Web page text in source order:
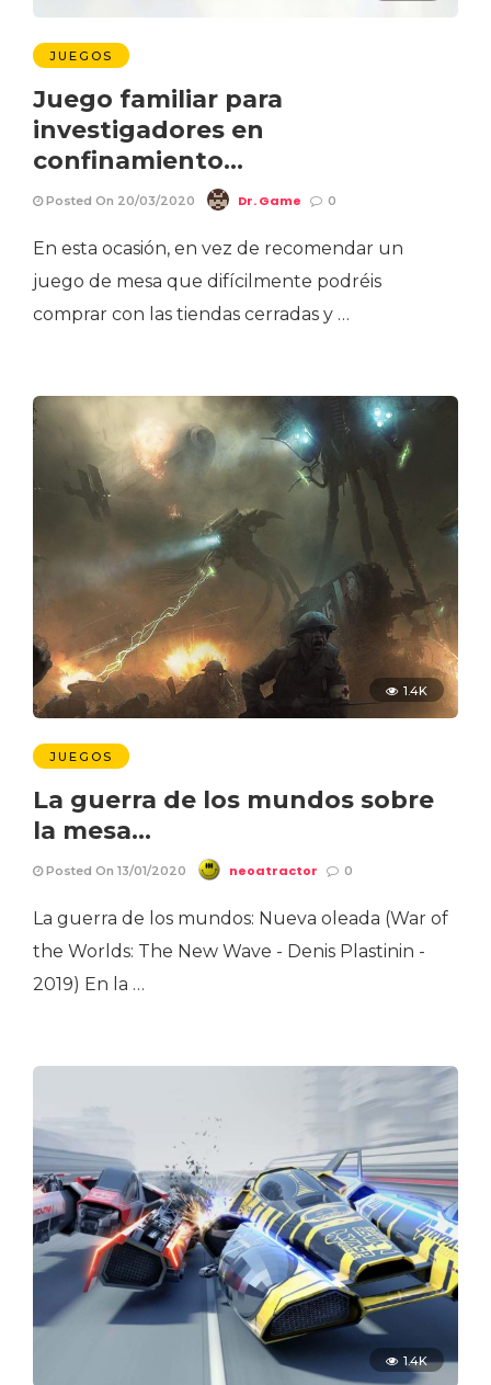
JUEGOS
Juego familiar para
investigadores en
confinamiento…
Posted On 20/03/2020 Dr. Game 0
En esta ocasión, en vez de recomendar un
juego de mesa que difícilmente podréis
comprar con las tiendas cerradas y …
1.4K
JUEGOS
La guerra de los mundos sobre
la mesa…
Posted On 13/01/2020 neoatractor 0
La guerra de los mundos: Nueva oleada (War of
the Worlds: The New Wave - Denis Plastinin -
2019) En la …
1.4K